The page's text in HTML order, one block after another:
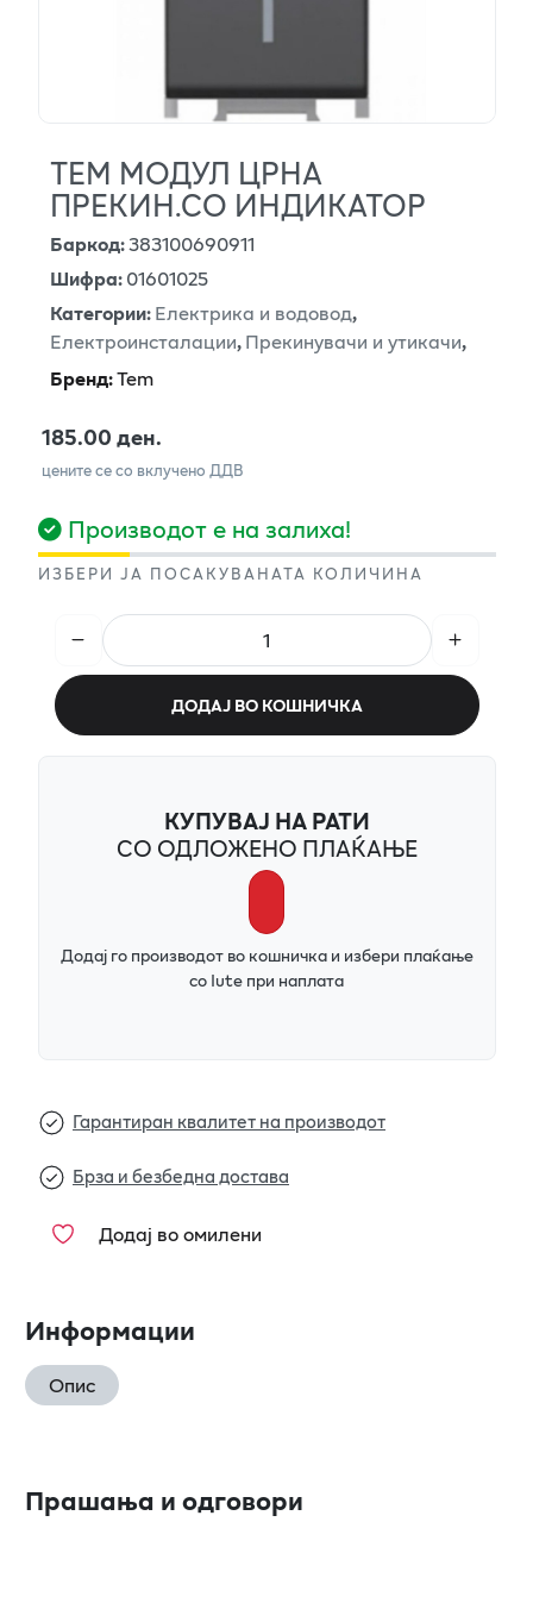
ТЕМ МОДУЛ ЦРНА
ПРЕКИН.СО ИНДИКАТОР
Баркод:383100690911
Шифра:01601025
Категории:Електрика и водовод,
Електроинсталации,Прекинувачи и утикачи,
Бренд:Tem
185.00 ден.
цените се со вклучено ДДВ
Производот е на залиха!
ИЗБЕРИ ЈА ПОСАКУВАНАТА КОЛИЧИНА
ДОДАЈ ВО КОШНИЧКА
КУПУВАЈ НА РАТИ
СО ОДЛОЖЕНО ПЛАЌАЊЕ
Додај го производот во кошничка и избери плаќање
со Iute при наплата
Гарантиран квалитет на производот
Брза и безбедна достава
Додај во омилени
Информации
Опис
Прашања и одговори